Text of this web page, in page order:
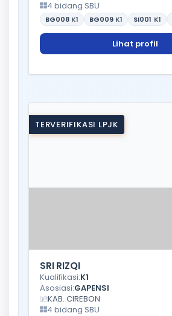
4 bidang SBU
BG008 K1 BG009 K1 SI001 K1
Lihat profil
TERVERIFIKASI LPJK
SRI RIZQI
Kualifikasi:K1
Asosiasi:GAPENSI
KAB. CIREBON
4 bidang SBU